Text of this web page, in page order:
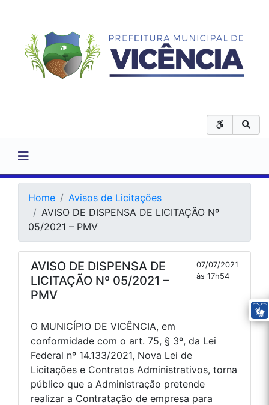
Home
Avisos de Licitações
AVISO DE DISPENSA DE LICITAÇÃO Nº
05/2021 – PMV
AVISO DE DISPENSA DE
LICITAÇÃO Nº 05/2021 –
PMV
07/07/2021
às 17h54
O MUNICÍPIO DE VICÊNCIA, em
conformidade com o art. 75, § 3º, da Lei
Federal nº 14.133/2021, Nova Lei de
Licitações e Contratos Administrativos, torna
público que a Administração pretende
realizar a Contratação de empresa para